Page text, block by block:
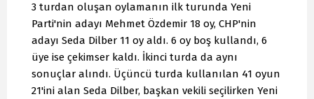
3 turdan oluşan oylamanın ilk turunda Yeni
Parti'nin adayı Mehmet Özdemir 18 oy, CHP'nin
adayı Seda Dilber 11 oy aldı. 6 oy boş kullandı, 6
üye ise çekimser kaldı. İkinci turda da aynı
sonuçlar alındı. Üçüncü turda kullanılan 41 oyun
21'ini alan Seda Dilber, başkan vekili seçilirken Yeni